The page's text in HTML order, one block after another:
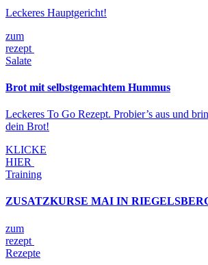
Leckeres Hauptgericht!
zum
rezept
Salate
Brot mit selbstgemachtem Hummus
Leckeres To Go Rezept. Probier’s aus und
dein Brot!
KLICKE
HIER
Training
ZUSATZKURSE MAI IN
zum
rezept
Rezepte